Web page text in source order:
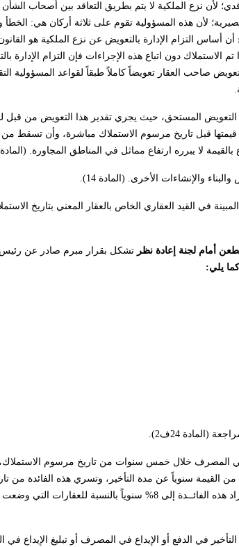
لأن نزع الملكية لا يتم بطريق التعاقد بين أصحاب الشأن
لأن هذه المسؤولية تقوم على ثلاثة أركان هي: الخطأ
أساس التزام الإدارة بالتعويض عن نزع الملكية هو
تم الاستملاك دون اتباع هذه الإجراءات فإن التزام
العقار تعويضاً كاملاً طبقاً لقواعد المسؤولية
1983 قد وضع قواعد خاصة لتقدير التعويض المستحق، حيث يجري تقدير هذا
على أساس قيمتها قبل تاريخ مرسوم الاستملاك مباشرة، وأن
لا يبرره ارتفاع مماثل في المناطق المجاورة. (المادة 13).
والإنشاءات الأخرى. (المادة 14).
في القيد العقاري الخاص بالعقار المعني بتاريخ
أمام لجنة إعادة نظر تشكل بقرار مبرم صادر عن رئيس
يلي:
24ف2).
خلال خمس سنوات من تاريخ مرسوم الاستملاك،
القيمة، وإنما يدفع لصاحب الاستحقاق فائدة قانونية بسيطة بمعدل 6% من القيمة سنوياً عن مدة
صدور مرسوم الاستملاك، أو من تاريخ وضع اليد على العقار أيهما أسبق، وتزاد هذه
في الدفع أو الإيداع في المصرف أو تبليغ الإيداع